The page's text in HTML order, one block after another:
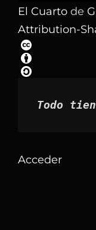
los
artículos
por
mes
El Cuarto de
Attribution-
Todo
Acceder